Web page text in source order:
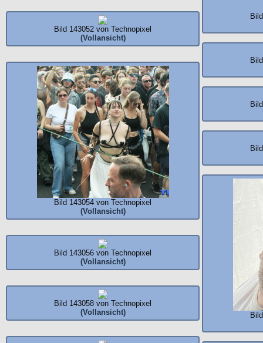
Bild 143052 von Technopixel
(Vollansicht)
Bild 143054 von Technopixel
(Vollansicht)
Bild 143056 von Technopixel
(Vollansicht)
Bild 143058 von Technopixel
(Vollansicht)